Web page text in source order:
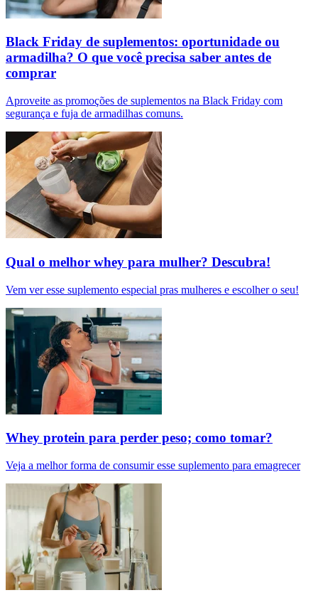
Black Friday de suplementos: oportunidade ou
armadilha? O que você precisa saber antes de
comprar
Aproveite as promoções de suplementos na Black Friday com
segurança e fuja de armadilhas comuns.
Qual o melhor whey para mulher? Descubra!
Vem ver esse suplemento especial pras mulheres e escolher o seu!
Whey protein para perder peso; como tomar?
Veja a melhor forma de consumir esse suplemento para emagrecer